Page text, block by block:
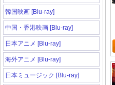
韓国映画 [Blu-ray]
中国・香港映画 [Blu-ray]
日本アニメ [Blu-ray]
海外アニメ [Blu-ray]
日本ミュージック [Blu-ray]